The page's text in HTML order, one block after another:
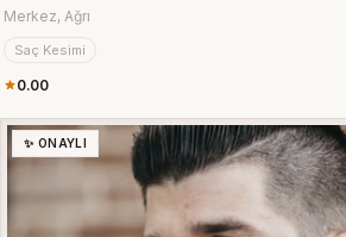
Merkez, Ağrı
Saç Kesimi
0.00
✨ ONAYLI